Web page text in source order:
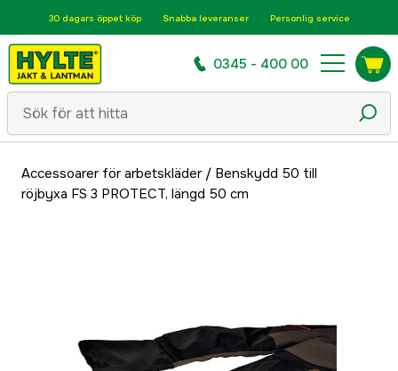
30 dagars öppet köp Snabba leveranser Personlig service
0345 - 400 00
Accessoarer för arbetskläder/ Benskydd 50 till
röjbyxa FS 3 PROTECT, längd 50 cm